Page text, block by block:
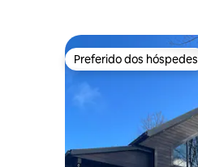
Preferido dos hóspedes
Preferido dos hóspedes